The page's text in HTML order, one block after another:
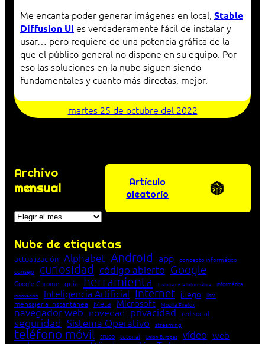
Me encanta poder generar imágenes en local, Stable
Diffusion UI es verdaderamente fácil de instalar y
usar… pero requiere de una potencia gráfica de la
que el público general no dispone en su equipo. Por
eso las soluciones en la nube siguen siendo
fundamentales y cuanto más directas, mejor.
martes 25 de octubre del 2022
Archivo
mensual
Archivos
Artículo
aleatorio
Nube de etiquetas
actualización Alphabet Android app concepto informático
consejo
curiosidad código abierto Google
Google Chrome guía herramienta historia de la Informática Informática
innovación Inteligencia Artificial Internet juego lista
mensajería instantánea Meta Microsoft Mozilla Firefox
navegador web novedad privacidad red social
seguridad Sistema Operativo streaming
teléfono móvil truco tutorial Unión Europea vídeo web